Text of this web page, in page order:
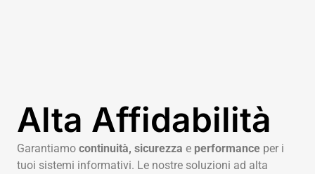
Alta Affidabilità
Garantiamo continuità, sicurezza e performance per i
tuoi sistemi informativi. Le nostre soluzioni ad alta